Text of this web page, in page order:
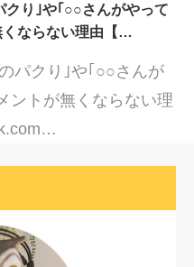
り｣や｢○○さんがやって
くならない理由【…
パクり｣や｢○○さんが
ントが無くならない理